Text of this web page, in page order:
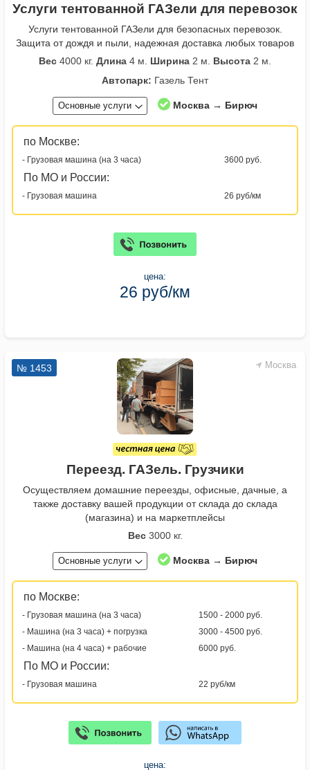
Услуги тентованной ГАЗели для перевозок
Услуги тентованной ГАЗели для безопасных перевозок.
Защита от дождя и пыли, надежная доставка любых товаров
Вес 4000 кг. Длина 4 м. Ширина 2 м. Высота 2 м.
Автопарк: Газель Тент
Основные услуги Москва → Бирюч
по Москве:
- Грузовая машина (на 3 часа) 3600 руб.
По МО и России:
- Грузовая машина 26 руб/км
цена:
26 руб/км
Москва
№ 1453
Переезд. ГАЗель. Грузчики
Осуществляем домашние переезды, офисные, дачные, а
также доставку вашей продукции от склада до склада
(магазина) и на маркетплейсы
Вес3000 кг.
Основные услуги Москва → Бирюч
по Москве:
- Грузовая машина (на 3 часа)
1500 - 2000 руб.
- Машина (на 3 часа) + погрузка
3000 - 4500 руб.
- Машина (на 4 часа) + рабочие
6000 руб.
По МО и России:
- Грузовая машина 22 руб/км
цена: